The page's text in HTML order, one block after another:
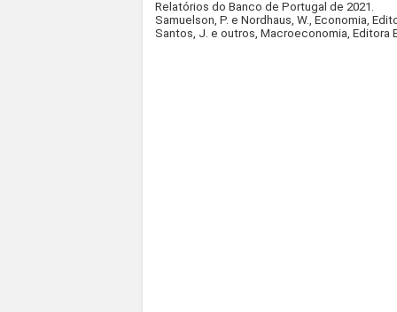
Relatórios do Banco de Portugal de 2021.
Samuelson, P. e Nordhaus, W., Economia,
Santos, J. e outros, Macroeconomia, Editora